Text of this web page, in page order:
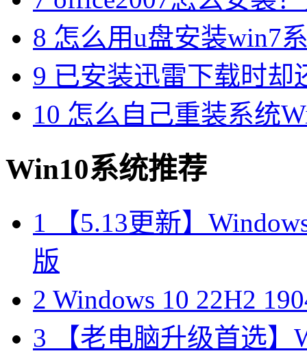
8 怎么用u盘安装win7
9 已安装迅雷下载时却
10 怎么自己重装系统
Win10系统推荐
1 【5.13更新】
版
2 Windows 10 22H2
3 【老电脑升级首选】